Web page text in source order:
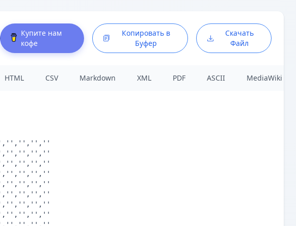
Купите нам
кофе
Копировать в
Буфер
Скачать
Файл
HTML CSV Markdown XML PDF ASCII MediaWiki